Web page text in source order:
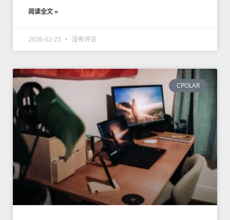
阅读全文 »
2026-02-25 没有评论
CPOLAR